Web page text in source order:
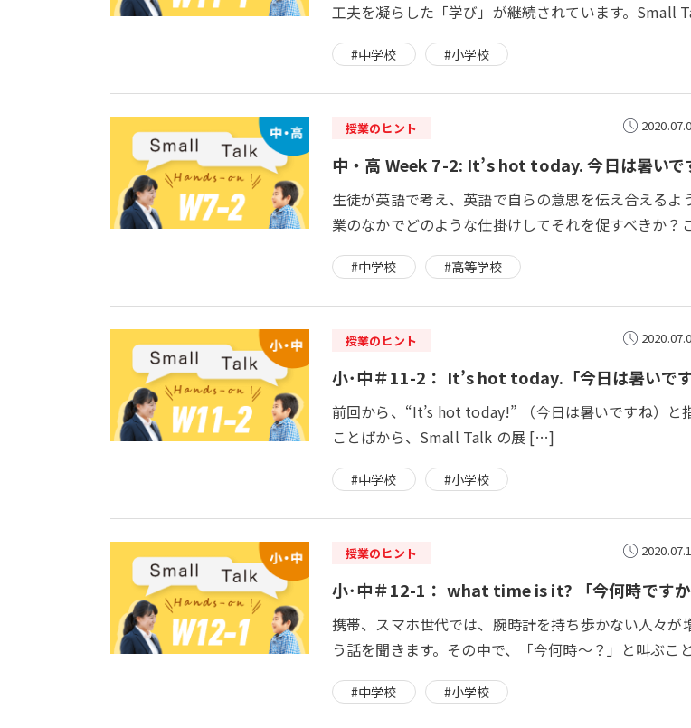
工夫を凝らした「学び」が継続されています。Small
#中学校 #小学校
授業のヒント
中・高 Week 7-2: It’s hot today. 今日は暑いで
生徒が英語で考え、英語で自らの意思を伝え合えるよ
業のなかでどのような仕掛けしてそれを促すべきか
#中学校 #高等学校
授業のヒント
小･中＃11-2： It’s hot today.「今日は暑いです
前回から、“It’s hot today!” （今日は暑いですね）と
ことばから、Small Talk の展 […]
#中学校 #小学校
授業のヒント
小･中＃12-1： what time is it? 「今何時ですか
携帯、スマホ世代では、腕時計を持ち歩かない人々が
う話を聞きます。その中で、「今何時～？」と叫ぶ
#中学校 #小学校